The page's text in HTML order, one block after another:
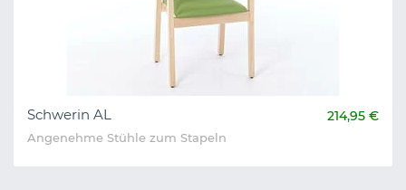
Schwerin AL 214,95 €
Angenehme Stühle zum Stapeln